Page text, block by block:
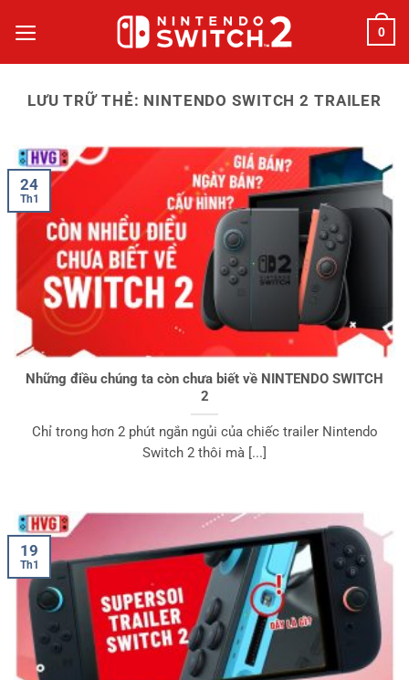
qua
nội
0
LƯU TRỮ THẺ: NINTENDO SWITCH 2 TRAILER
Những điều chúng ta còn chưa biết về NINTENDO SWITCH
2
Chỉ trong hơn 2 phút ngắn ngủi của chiếc trailer Nintendo
Switch 2 thôi mà [...]
24
Th1
19
Th1